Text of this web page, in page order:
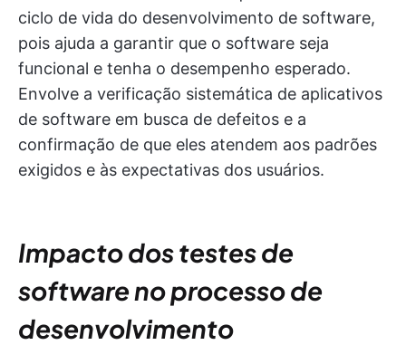
ciclo de vida do desenvolvimento de software,
pois ajuda a garantir que o software seja
funcional e tenha o desempenho esperado.
Envolve a verificação sistemática de aplicativos
de software em busca de defeitos e a
confirmação de que eles atendem aos padrões
exigidos e às expectativas dos usuários.
Impacto dos testes de
software no processo de
desenvolvimento